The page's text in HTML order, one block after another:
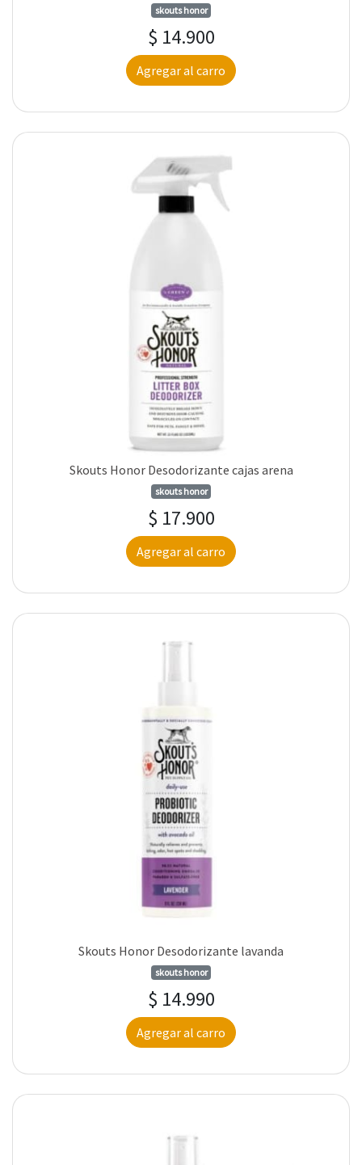
skouts honor
$ 14.900
Agregar al carro
Skouts Honor Desodorizante cajas arena
skouts honor
$ 17.900
Agregar al carro
Skouts Honor Desodorizante lavanda
skouts honor
$ 14.990
Agregar al carro